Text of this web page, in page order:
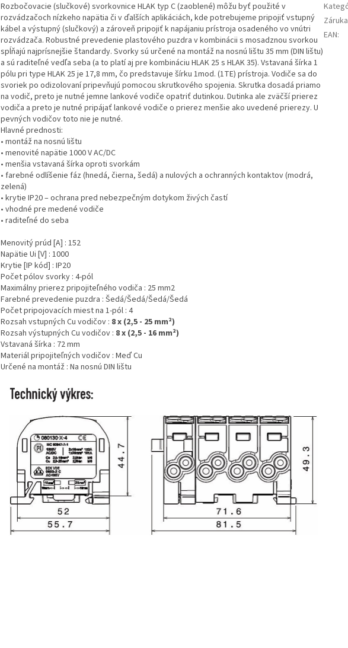
Rozbočovacie (slučkové) svorkovnice HLAK typ C (zaoblené) môžu byť použité v
rozvádzačoch nízkeho napätia či v ďalších aplikáciách, kde potrebujeme pripojiť vstupný
kábel a výstupný (slučkový) a zároveň pripojiť k napájaniu prístroja osadeného vo vnútri
rozvádzača. Robustné prevedenie plastového puzdra v kombinácii s mosadznou svorkou
spĺňajú najprísnejšie štandardy. Svorky sú určené na montáž na nosnú lištu 35 mm (DIN lištu)
a sú raditeľné vedľa seba (a to platí aj pre kombináciu HLAK 25 s HLAK 35). Vstavaná šírka 1
pólu pri type HLAK 25 je 17,8 mm, čo predstavuje šírku 1mod. (1TE) prístroja. Vodiče sa do
svoriek po odizolovaní pripevňujú pomocou skrutkového spojenia. Skrutka dosadá priamo
na vodič, preto je nutné jemne lankové vodiče opatriť dutinkou. Dutinka ale zväčší prierez
vodiča a preto je nutné pripájať lankové vodiče o prierez menšie ako uvedené prierezy. U
pevných vodičov toto nie je nutné.
Hlavné prednosti:
• montáž na nosnú lištu
• menovité napätie 1000 V AC/DC
• menšia vstavaná šírka oproti svorkám
• farebné odlíšenie fáz (hnedá, čierna, šedá) a nulových a ochranných kontaktov (modrá,
zelená)
• krytie IP20 – ochrana pred nebezpečným dotykom živých častí
• vhodné pre medené vodiče
• raditeľné do seba
Menovitý prúd [A] : 152
Napätie Ui [V] : 1000
Krytie [IP kód] : IP20
Počet pólov svorky : 4-pól
Maximálny prierez pripojiteľného vodiča : 25 mm2
Farebné prevedenie puzdra : Šedá/Šedá/Šedá/Šedá
Počet pripojovacích miest na 1-pól : 4
Rozsah vstupných Cu vodičov : 8x (2,5 - 25 mm²)
Rozsah výstupných Cu vodičov : 8 x (2,5 - 16 mm²)
Vstavaná šírka : 72 mm
Materiál pripojiteľných vodičov : Meď Cu
Určené na montáž : Na nosnú DIN lištu
Záruka
EAN: